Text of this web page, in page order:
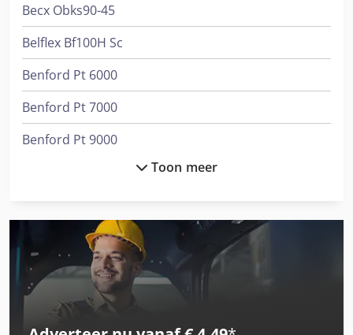
Becx Obks90-45
Belflex Bf100H Sc
Benford Pt 6000
Benford Pt 7000
Benford Pt 9000
Gesan Dvs 200
International 3288
International 3688
Toon meer